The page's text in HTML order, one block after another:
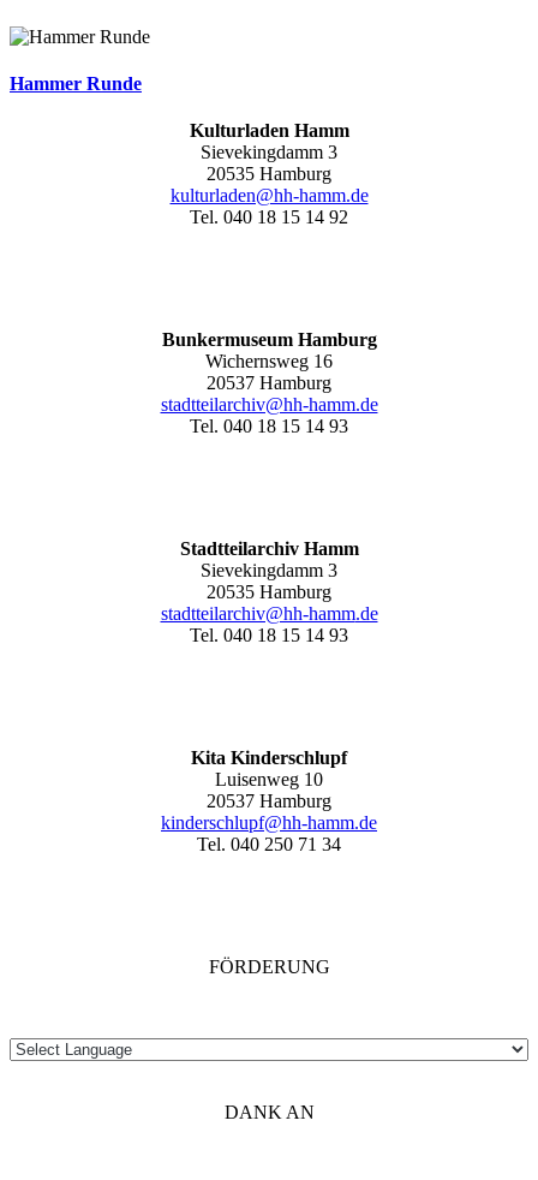
Hammer Runde
Kulturladen Hamm
Sievekingdamm 3
20535 Hamburg
kulturladen@hh-hamm.de
Tel. 040 18 15 14 92
Bunkermuseum Hamburg
Wichernsweg 16
20537 Hamburg
stadtteilarchiv@hh-hamm.de
Tel. 040 18 15 14 93
Stadtteilarchiv Hamm
Sievekingdamm 3
20535 Hamburg
stadtteilarchiv@hh-hamm.de
Tel. 040 18 15 14 93
Kita Kinderschlupf
Luisenweg 10
20537 Hamburg
kinderschlupf@hh-hamm.de
Tel. 040 250 71 34
FÖRDERUNG
DANK AN